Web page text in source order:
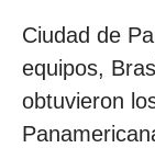
Ciudad de
equipos,
obtuvieron